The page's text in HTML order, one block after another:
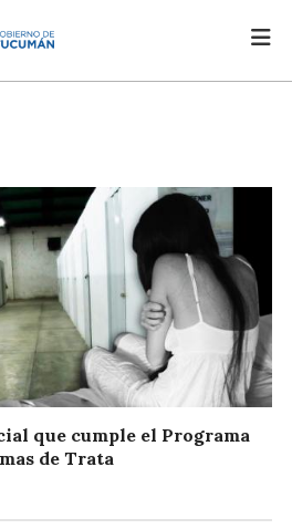
que cumple el Programa
de Trata